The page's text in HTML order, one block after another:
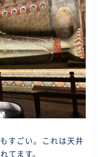
すごい。これは天井
てます。